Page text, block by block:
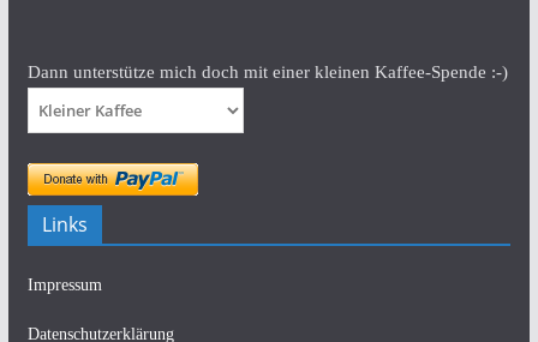
Dann unterstütze mich doch mit einer kleinen Kaffee-Spende :-)
Links
Impressum
Datenschutzerklärung